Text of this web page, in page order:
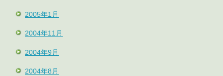
2005年1月
2004年11月
2004年9月
2004年8月